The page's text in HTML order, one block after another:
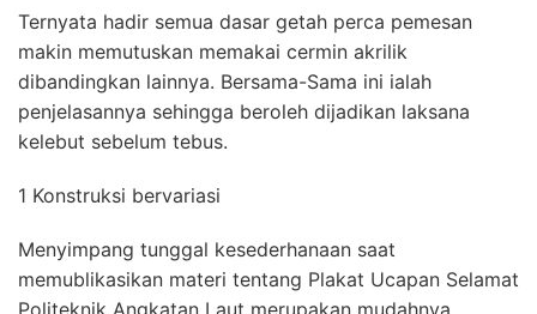
Ternyata hadir semua dasar getah perca pemesan
makin memutuskan memakai cermin akrilik
dibandingkan lainnya. Bersama-Sama ini ialah
penjelasannya sehingga beroleh dijadikan laksana
kelebut sebelum tebus.
1 Konstruksi bervariasi
Menyimpang tunggal kesederhanaan saat
memublikasikan materi tentang Plakat Ucapan Selamat
Politeknik Angkatan Laut merupakan mudahnya